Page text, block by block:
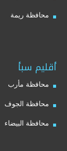
محافظة ريمة
أقليم سبأ
محافظة مأرب
محافظة الجوف
محافظة البيضاء